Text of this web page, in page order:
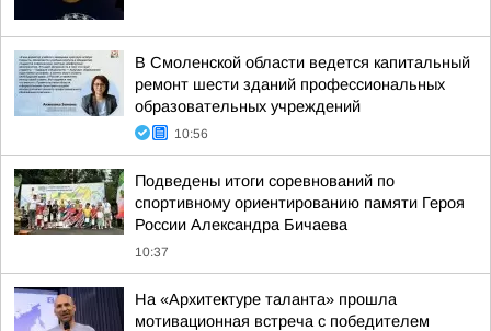
В Смоленской области ведется капитальный
ремонт шести зданий профессиональных
образовательных учреждений
10:56
Подведены итоги соревнований по
спортивному ориентированию памяти Героя
России Александра Бичаева
10:37
На «Архитектуре таланта» прошла
мотивационная встреча с победителем